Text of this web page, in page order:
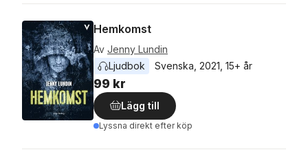
Hemkomst
Av Jenny Lundin
Ljudbok
Svenska 2021 15+ år
99 kr
Lägg till
Lyssna direkt efter köp